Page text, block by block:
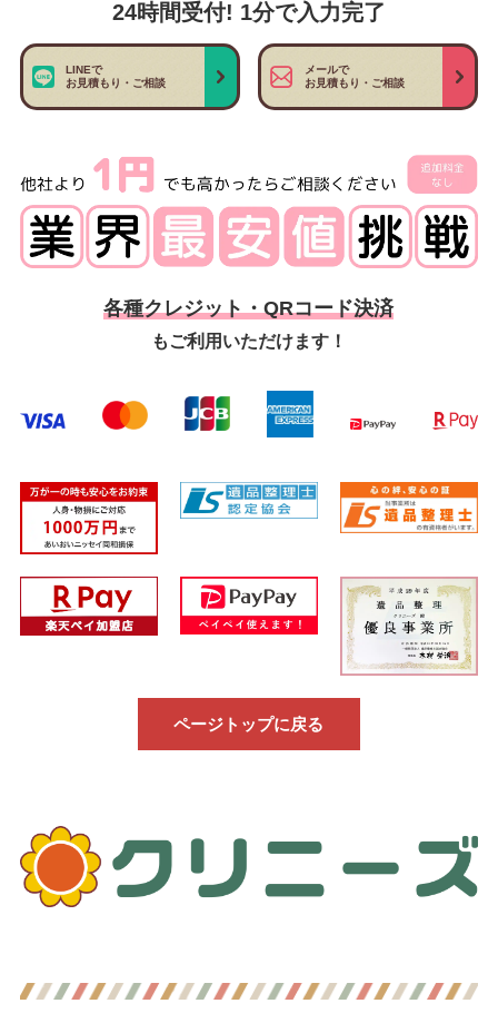
24時間受付! 1分で入力完了
LINEで
お見積もり・ご相談
メールで
お見積もり・ご相談
各種クレジット・QRコード決済
もご利用いただけます！
ページトップに戻る